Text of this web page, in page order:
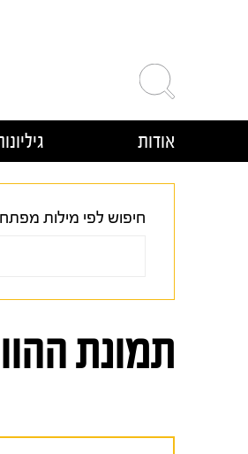
אודות
חיפוש לפי מילות מפתח
תמונת